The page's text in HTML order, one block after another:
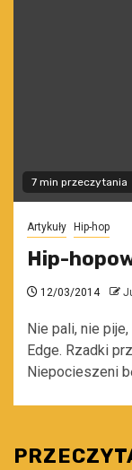
7 min przeczytania
Artykuły Hip-hop
Hip-
12/03/2014
Nie pali, nie
Edge. Rzadki
Niepocieszeni